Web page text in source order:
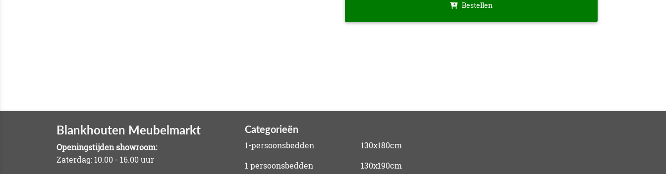
Bestellen
Blankhouten Meubelmarkt
Openingstijden showroom:
Zaterdag: 10.00 - 16.00 uur
Categorieën
1-persoonsbedden
1 persoonsbedden
130x180cm
130x190cm